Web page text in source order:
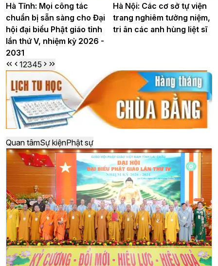
Hà Tĩnh: Mọi công tác
chuẩn bị sẵn sàng cho Đại
hội đại biểu Phật giáo tỉnh
lần thứ V, nhiệm kỳ 2026 -
2031
Hà Nội: Các cơ sở tự viện
trang nghiêm tưởng niệm,
tri ân các anh hùng liệt sĩ
12345
Quan tâmSự kiệnPhật sự